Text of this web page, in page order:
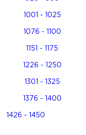
1001 - 1025
1076 - 1100
1151 - 1175
1226 - 1250
1301 - 1325
1376 - 1400
1426 - 1450